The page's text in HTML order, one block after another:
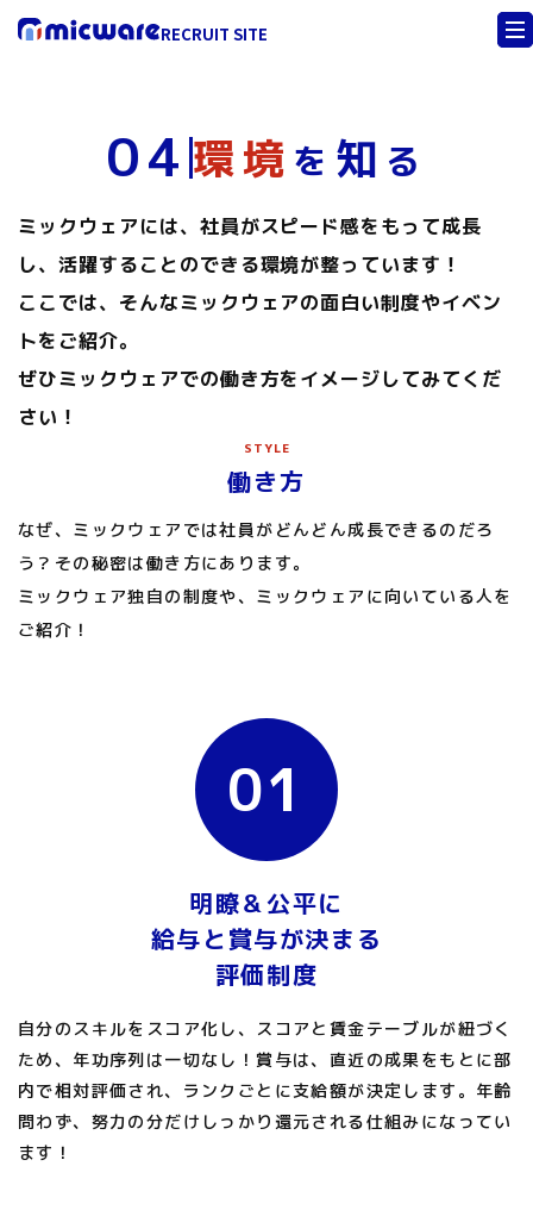
RECRUIT SITE
04 環境 を 知 る
ミックウェアには、社員がスピード感をもって成長
し、活躍することのできる環境が整っています！
ここでは、そんなミックウェアの面白い制度やイベン
トをご紹介。
ぜひミックウェアでの働き方をイメージしてみてくだ
さい！
STYLE
働き方
なぜ、ミックウェアでは社員がどんどん成長できるのだろ
う？その秘密は働き方にあります。
ミックウェア独自の制度や、ミックウェアに向いている人を
ご紹介！
01
明瞭＆公平に
給与と賞与が決まる
評価制度
自分のスキルをスコア化し、スコアと賃金テーブルが紐づく
ため、年功序列は一切なし！賞与は、直近の成果をもとに部
内で相対評価され、ランクごとに支給額が決定します。年齢
問わず、努力の分だけしっかり還元される仕組みになってい
ます！